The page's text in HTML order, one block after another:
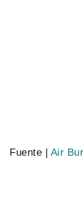
Fuente | Air